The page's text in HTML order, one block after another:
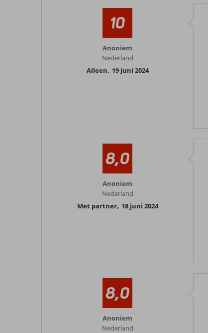
10
Anoniem
Nederland
Alleen, 19 juni 2024
8,0
Anoniem
Nederland
Met partner, 18 juni 2024
8,0
Anoniem
Nederland